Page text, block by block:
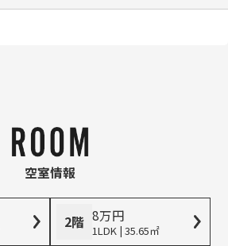
空室情報
2階 8万円
1LDK | 35.65㎡